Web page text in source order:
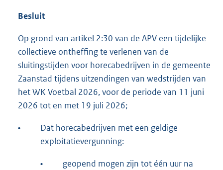
Besluit
Op grond van artikel 2:30 van de APV een tijdelijke
collectieve ontheffing te verlenen van de
sluitingstijden voor horecabedrijven in de gemeente
Zaanstad tijdens uitzendingen van wedstrijden van
het WK Voetbal 2026, voor de periode van 11 juni
2026 tot en met 19 juli 2026;
•
Dat horecabedrijven met een geldige
exploitatievergunning:
•
geopend mogen zijn tot één uur na